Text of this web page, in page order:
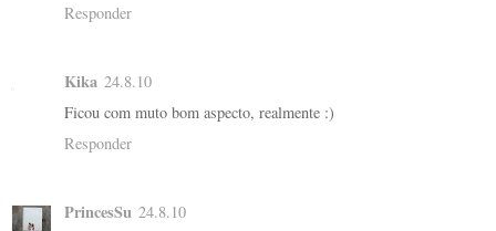
Responder
Kika 24.8.10
Ficou com muto bom aspecto, realmente :)
Responder
PrincesSu 24.8.10